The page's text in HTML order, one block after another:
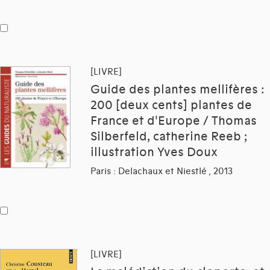
[LIVRE]
Guide des plantes mellifères :
200 [deux cents] plantes de
France et d'Europe / Thomas
Silberfeld, catherine Reeb ;
illustration Yves Doux
Paris : Delachaux et Niestlé , 2013
[LIVRE]